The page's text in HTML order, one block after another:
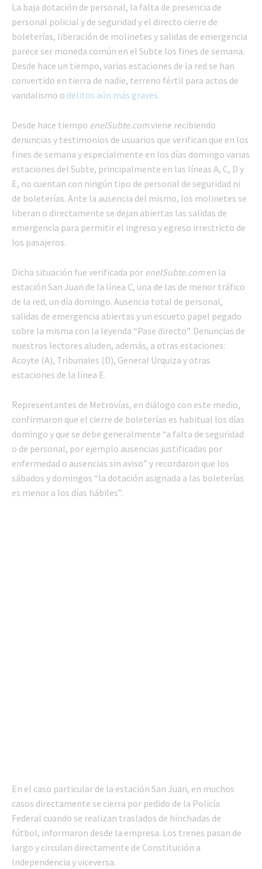
La baja dotación de personal, la falta de presencia de
personal policial y de seguridad y el directo cierre de
boleterías, liberación de molinetes y salidas de emergencia
parece ser moneda común en el Subte los fines de semana.
Desde hace un tiempo, varias estaciones de la red se han
convertido en tierra de nadie, terreno fértil para actos de
vandalismo o delitos aún más graves.
Desde hace tiempo enelSubte.comviene recibiendo
denuncias y testimonios de usuarios que verifican que en los
fines de semana y especialmente en los días domingo varias
estaciones del Subte, principalmente en las líneas A, C, D y
E, no cuentan con ningún tipo de personal de seguridad ni
de boleterías. Ante la ausencia del mismo, los molinetes se
liberan o directamente se dejan abiertas las salidas de
emergencia para permitir el ingreso y egreso irrestricto de
los pasajeros.
Dicha situación fue verificada por enelSubte.comen la
estación San Juan de la línea C, una de las de menor tráfico
de la red, un día domingo. Ausencia total de personal,
salidas de emergencia abiertas y un escueto papel pegado
sobre la misma con la leyenda “Pase directo”. Denuncias de
nuestros lectores aluden, además, a otras estaciones:
Acoyte (A), Tribunales (D), General Urquiza y otras
estaciones de la línea E.
Representantes de Metrovías, en diálogo con este medio,
confirmaron que el cierre de boleterías es habitual los días
domingo y que se debe generalmente “a falta de seguridad
o de personal, por ejemplo ausencias justificadas por
enfermedad o ausencias sin aviso” y recordaron que los
sábados y domingos “la dotación asignada a las boleterías
es menor a los días hábiles”.
En el caso particular de la estación San Juan, en muchos
casos directamente se cierra por pedido de la Policía
Federal cuando se realizan traslados de hinchadas de
fútbol, informaron desde la empresa. Los trenes pasan de
largo y circulan directamente de Constitución a
Independencia y viceversa.